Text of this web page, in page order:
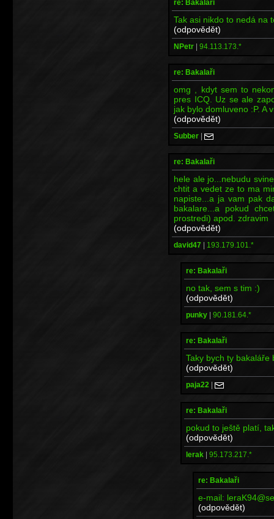
re: Bakalaři
Tak asi nikdo to nedá na
(odpovědět)
NPetr | 94.113.173.*
re: Bakalaři
omg , kdyt sem to
pres ICQ. Uz se ale
jak bylo domluveno :P. A
(odpovědět)
Subber |
re: Bakalaři
hele ale jo...nebudu
chtit a vedet ze to ma
napiste...a ja vam pak
bakalare...a pokud
prostredi) apod. zdravim
(odpovědět)
david47 | 193.179.101.*
re: Bakalaři
no tak, sem s tim :)
(odpovědět)
punky | 90.181.64.*
re: Bakalaři
Taky bych ty
(odpovědět)
paja22 |
re: Bakalaři
pokud to ještě platí,
(odpovědět)
lerak | 95.173.217.*
re: Bakalaři
e-mail:
(odpovědět)